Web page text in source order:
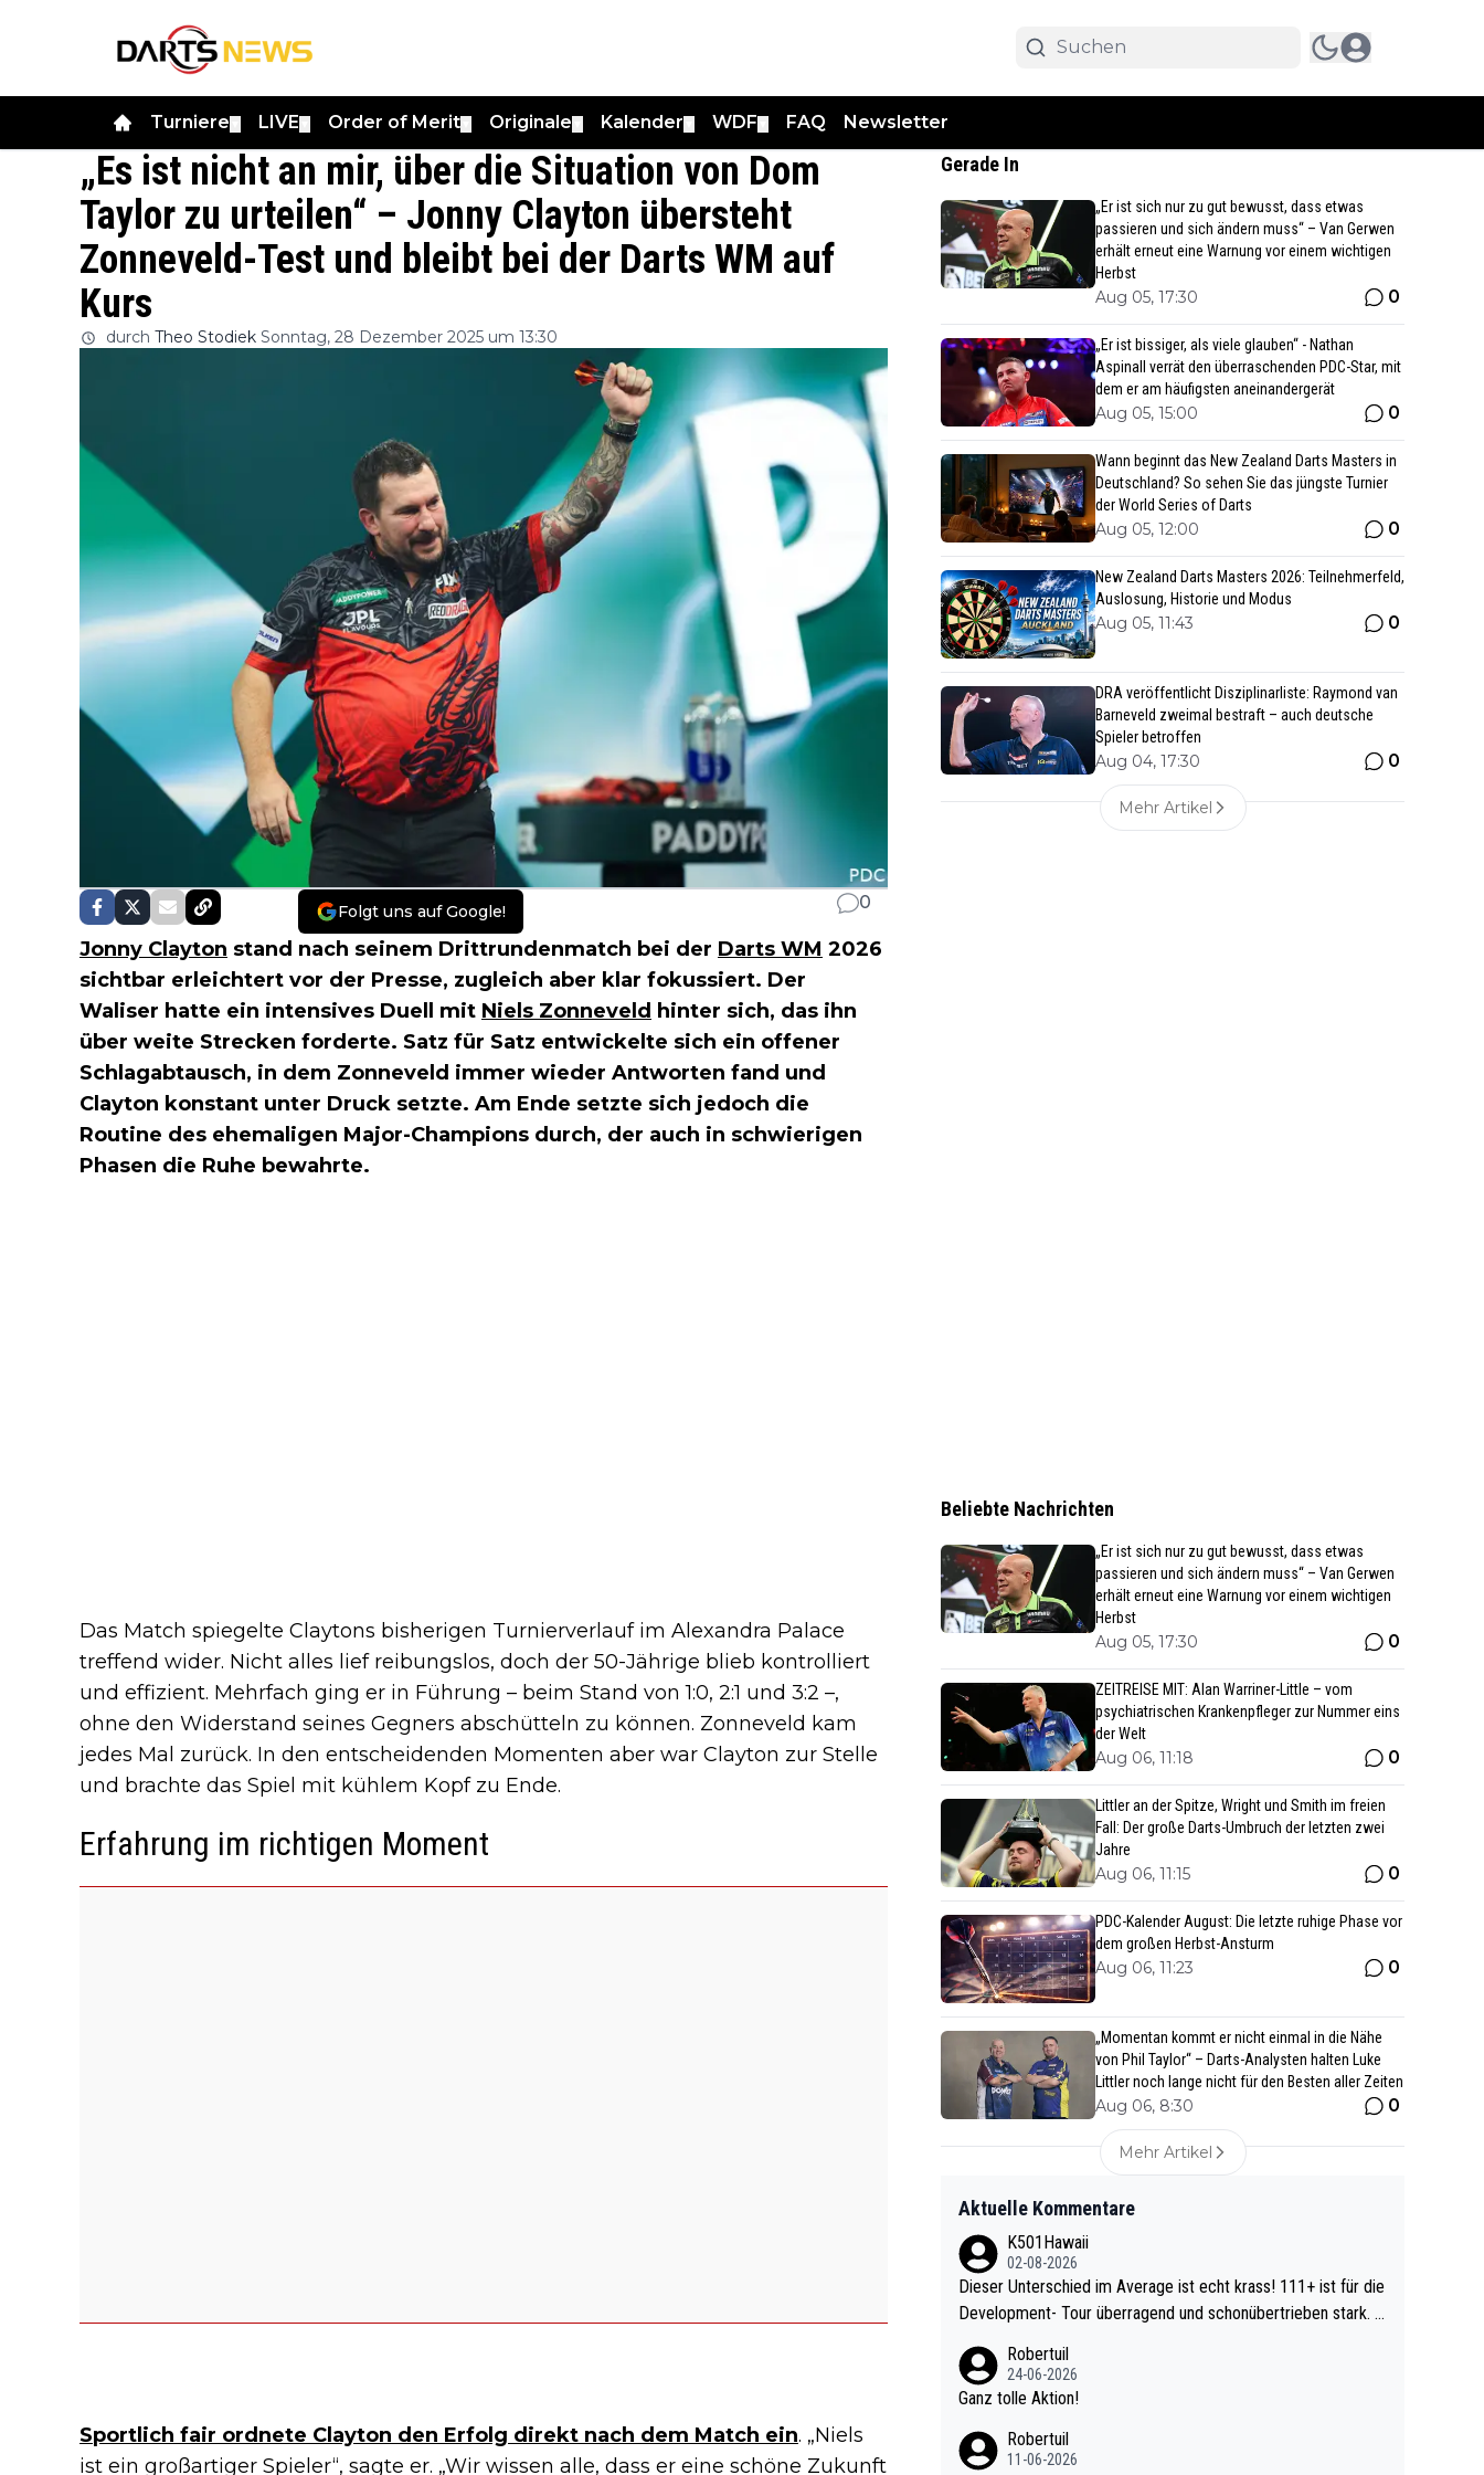
Turniere LIVE Order of Merit Originale Kalender WDF FAQ Newsletter
„Es ist nicht an mir, über die Situation von Dom
Taylor zu urteilen“ – Jonny Clayton übersteht
Zonneveld-Test und bleibt bei der Darts WM auf
Kurs
durch Theo Stodiek Sonntag, 28 Dezember 2025 um 13:30
Folgt uns auf Google! 0
Jonny Clayton stand nach seinem Drittrundenmatch bei der Darts WM 2026
sichtbar erleichtert vor der Presse, zugleich aber klar fokussiert. Der
Waliser hatte ein intensives Duell mit Niels Zonneveld hinter sich, das ihn
über weite Strecken forderte. Satz für Satz entwickelte sich ein offener
Schlagabtausch, in dem Zonneveld immer wieder Antworten fand und
Clayton konstant unter Druck setzte. Am Ende setzte sich jedoch die
Routine des ehemaligen Major-Champions durch, der auch in schwierigen
Phasen die Ruhe bewahrte.
Das Match spiegelte Claytons bisherigen Turnierverlauf im Alexandra Palace
treffend wider. Nicht alles lief reibungslos, doch der 50-Jährige blieb kontrolliert
und effizient. Mehrfach ging er in Führung – beim Stand von 1:0, 2:1 und 3:2 –,
ohne den Widerstand seines Gegners abschütteln zu können. Zonneveld kam
jedes Mal zurück. In den entscheidenden Momenten aber war Clayton zur Stelle
und brachte das Spiel mit kühlem Kopf zu Ende.
Erfahrung im richtigen Moment
Sportlich fair ordnete Clayton den Erfolg direkt nach dem Match ein. „Niels
ist ein großartiger Spieler“, sagte er. „Wir wissen alle, dass er eine schöne Zukunft
Gerade In
„Er ist sich nur zu gut bewusst, dass etwas
passieren und sich ändern muss“ – Van Gerwen
erhält erneut eine Warnung vor einem wichtigen
Herbst
Aug 05, 17:30 0
„Er ist bissiger, als viele glauben“ - Nathan
Aspinall verrät den überraschenden PDC-Star, mit
dem er am häufigsten aneinandergerät
Aug 05, 15:00 0
Wann beginnt das New Zealand Darts Masters in
Deutschland? So sehen Sie das jüngste Turnier
der World Series of Darts
Aug 05, 12:00 0
New Zealand Darts Masters 2026: Teilnehmerfeld,
Auslosung, Historie und Modus
Aug 05, 11:43 0
DRA veröffentlicht Disziplinarliste: Raymond van
Barneveld zweimal bestraft – auch deutsche
Spieler betroffen
Aug 04, 17:30 0
Mehr Artikel
Beliebte Nachrichten
„Er ist sich nur zu gut bewusst, dass etwas
passieren und sich ändern muss“ – Van Gerwen
erhält erneut eine Warnung vor einem wichtigen
Herbst
Aug 05, 17:30 0
ZEITREISE MIT: Alan Warriner-Little – vom
psychiatrischen Krankenpfleger zur Nummer eins
der Welt
Aug 06, 11:18 0
Littler an der Spitze, Wright und Smith im freien
Fall: Der große Darts-Umbruch der letzten zwei
Jahre
Aug 06, 11:15 0
PDC-Kalender August: Die letzte ruhige Phase vor
dem großen Herbst-Ansturm
Aug 06, 11:23 0
„Momentan kommt er nicht einmal in die Nähe
von Phil Taylor“ – Darts-Analysten halten Luke
Littler noch lange nicht für den Besten aller Zeiten
Aug 06, 8:30 0
Mehr Artikel
Aktuelle Kommentare
K501Hawaii
02-08-2026
Dieser Unterschied im Average ist echt krass! 111+ ist für die
Development- Tour überragend und schonübertrieben stark. U
e mal 40+ erst recht. Da gewinnst keinen Blumentopf - ist ja n
och krasser wie ein Pokalspiel eines Kreisligisten vs einem Bu
Robertuil
24-06-2026
Ganz tolle Aktion!
Robertuil
11-06-2026